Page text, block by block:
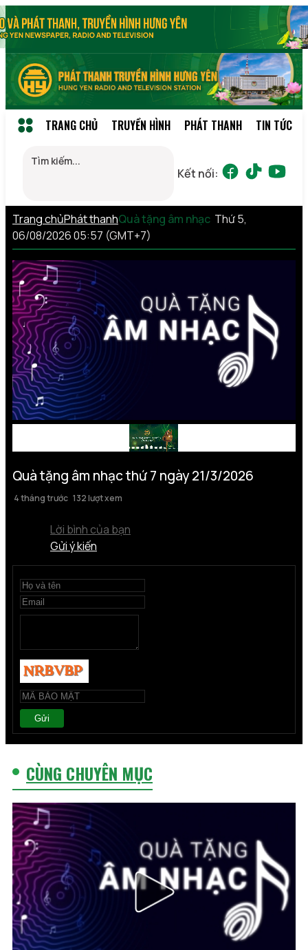
TRANG CHỦ TRUYỀN HÌNH PHÁT THANH TIN TỨC
Kết nối:
Trang chủPhát thanhQuà tặng âm nhạc Thứ 5,
06/08/2026 05:57 (GMT+7)
Quà tặng âm nhạc thứ 7 ngày 21/3/2026
4 tháng trước 132 lượt xem
Lời bình của bạn
Gửi ý kiến
Gửi
CÙNG CHUYÊN MỤC